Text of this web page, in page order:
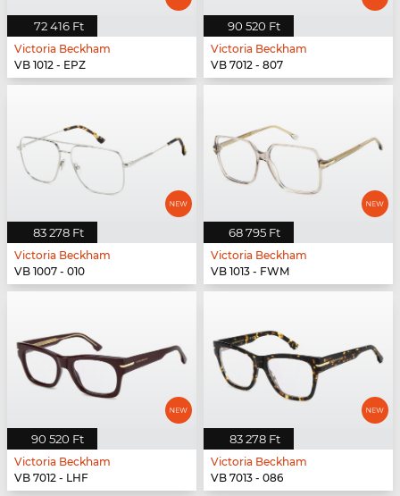
72 416 Ft
Victoria Beckham
VB 1012 - EPZ
90 520 Ft
Victoria Beckham
VB 7012 - 807
83 278 Ft
Victoria Beckham
VB 1007 - 010
68 795 Ft
Victoria Beckham
VB 1013 - FWM
90 520 Ft
Victoria Beckham
VB 7012 - LHF
83 278 Ft
Victoria Beckham
VB 7013 - 086